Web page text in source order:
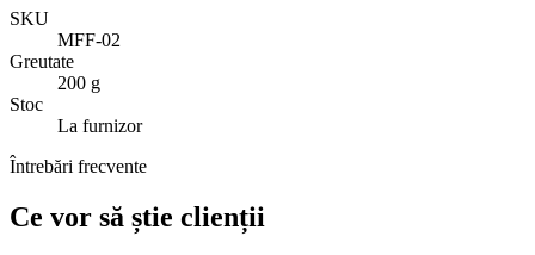
SKU
MFF-02
Greutate
200 g
Stoc
La furnizor
Întrebări frecvente
Ce vor să știe clienții